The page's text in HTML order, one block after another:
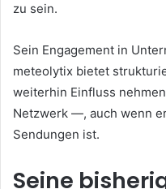
zu sein.
Sein Engagement in
meteolytix bietet
weiterhin Einfluss
Netzwerk —, auch wenn
Sendungen ist.
Seine